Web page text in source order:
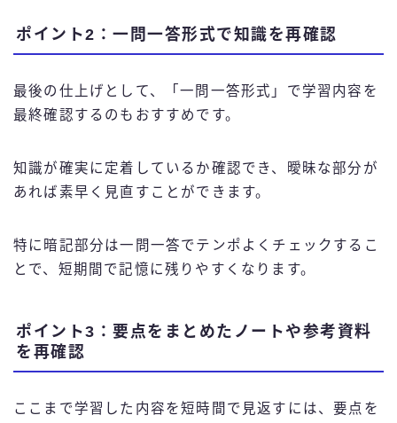
ポイント2：一問一答形式で知識を再確認
最後の仕上げとして、「一問一答形式」で学習内容を
最終確認するのもおすすめです。
知識が確実に定着しているか確認でき、曖昧な部分が
あれば素早く見直すことができます。
特に暗記部分は一問一答でテンポよくチェックするこ
とで、短期間で記憶に残りやすくなります。
ポイント3：要点をまとめたノートや参考資料
を再確認
ここまで学習した内容を短時間で見返すには、要点を